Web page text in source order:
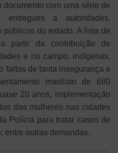
documento com uma série de
entregues a autoridades,
públicos do estado. A lista de
partir da contribuição de
e no campo, indígenas,
fartas de tanta insegurança e
imediato de 680
20 anos, implementação
das mulheres nas cidades
Polícia para tratar casos de
entre outras demandas.